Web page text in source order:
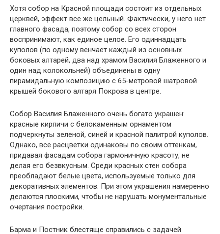
Хотя собор на Красной площади состоит из отдельных
церквей, эффект все же цельный. Фактически, у него нет
главного фасада, поэтому собор со всех сторон
воспринимают, как единое целое. Его одиннадцать
куполов (по одному венчает каждый из основных
боковых алтарей, два над храмом Василия Блаженного и
один над колокольней) объединены в одну
пирамидальную композицию с 65-метровой шатровой
крышей бокового алтаря Покрова в центре.
Собор Василия Блаженного очень богато украшен:
красные кирпичи с белокаменным орнаментом
подчеркнуты зеленой, синей и красной палитрой куполов.
Однако, все расцветки одинаковы по своим оттенкам,
придавая фасадам собора гармоничную красоту, не
делая его безвкусным. Среди красных стен собора
преобладают белые цвета, используемые только для
декоративных элементов. При этом украшения намеренно
делаются плоскими, чтобы не нарушать монументальные
очертания постройки.
Барма и Постник блестяще справились с задачей